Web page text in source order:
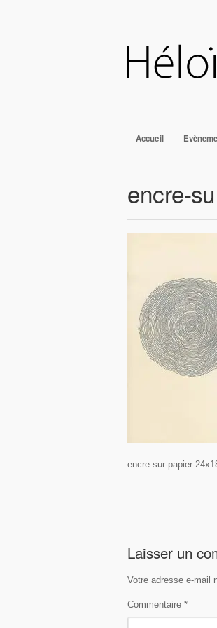
Accueil
encre-
encre-sur-papier-
Laisser un
Votre adresse e-mail
Commentaire *